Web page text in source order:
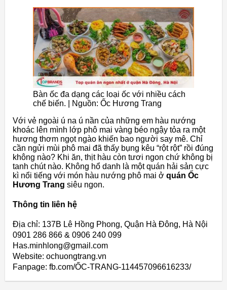
Bàn ốc đa dạng các loại ốc với nhiều cách
chế biến. | Nguồn: Ốc Hương Trang
Với vẻ ngoài ú na ú nần của những em hàu nướng
khoác lên mình lớp phô mai vàng béo ngậy tỏa ra một
hương thơm ngọt ngào khiến bao người say mê. Chỉ
cần ngửi mùi phô mai đã thấy bụng kêu “rột rột” rồi đúng
không nào? Khi ăn, thịt hàu còn tươi ngon chứ không bị
tanh chút nào. Không hổ danh là một quán hải sản cực
kì nổi tiếng với món hàu nướng phô mai ở quán Ốc
Hương Trang siêu ngon.
Thông tin liên hệ
Địa chỉ: 137B Lê Hồng Phong, Quận Hà Đông, Hà Nội
0901 286 866 & 0906 240 099
Has.minhlong@gmail.com
Website: ochuongtrang.vn
Fanpage: fb.com/ỐC-TRANG-114457096616233/